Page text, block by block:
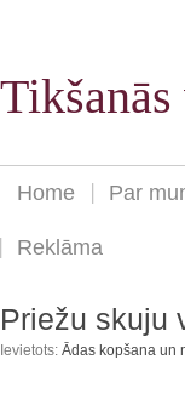
Home Par
Reklāma
Priežu skuju
Ievietots: Ādas kopšana un